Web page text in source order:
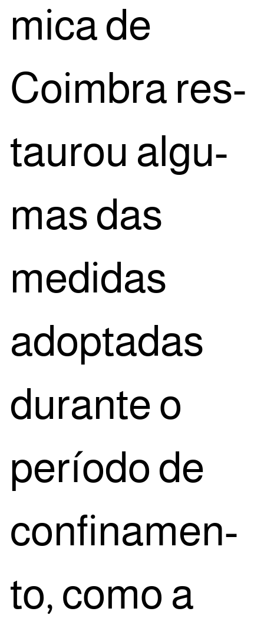
mi­ca de
Coim­bra res­
tau­rou algu­
mas das
medi­das
adop­ta­das
duran­te o
perío­do de
con­fi­na­men­
to, como a